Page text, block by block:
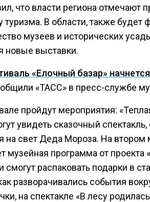
что власти региона отмечают
туризма. В области, также будет
музеев и исторических
новые выставки.
«Елочный базар»
«ТАСС» в пресс-службе
пройдут мероприятия:
увидеть сказочный
на свет Деда Мороза. На втором
музейная программа от проекта
смогут распаковать подарки в
разворачивались события
на спектакле «В лесу